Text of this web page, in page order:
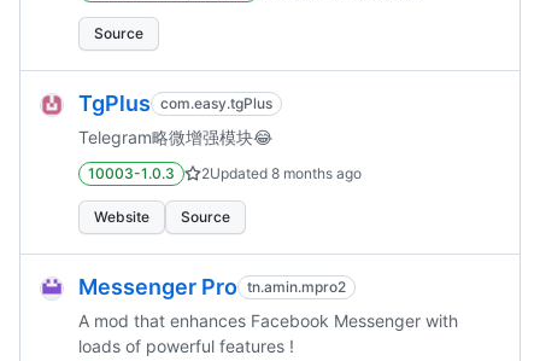
Source
TgPlus com.easy.tgPlus
Telegram略微增强模块😂
10003-1.0.3 2Updated 8 months ago
Website Source
Messenger Pro tn.amin.mpro2
A mod that enhances Facebook Messenger with
loads of powerful features !